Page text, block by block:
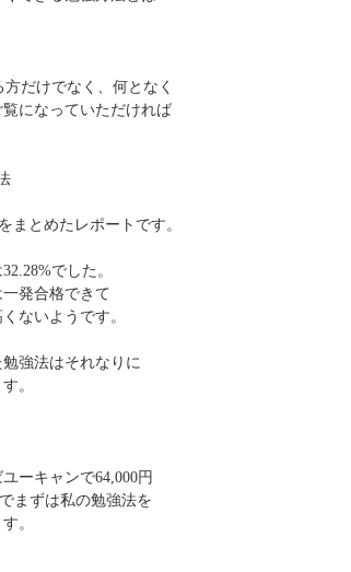
だけでなく、何となく
になっていただければ
まとめたレポートです。
でした。
発合格できて
ないようです。
強法はそれなりに
。
ーキャンで64,000円
まずは私の勉強法を
。